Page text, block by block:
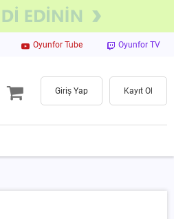
Oyunfor Tube Oyunfor TV
Giriş Yap Kayıt Ol